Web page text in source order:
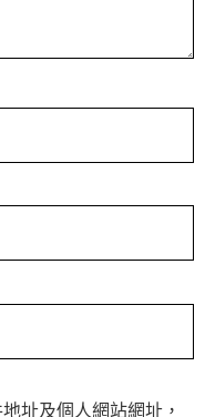
址及個人網站網址，